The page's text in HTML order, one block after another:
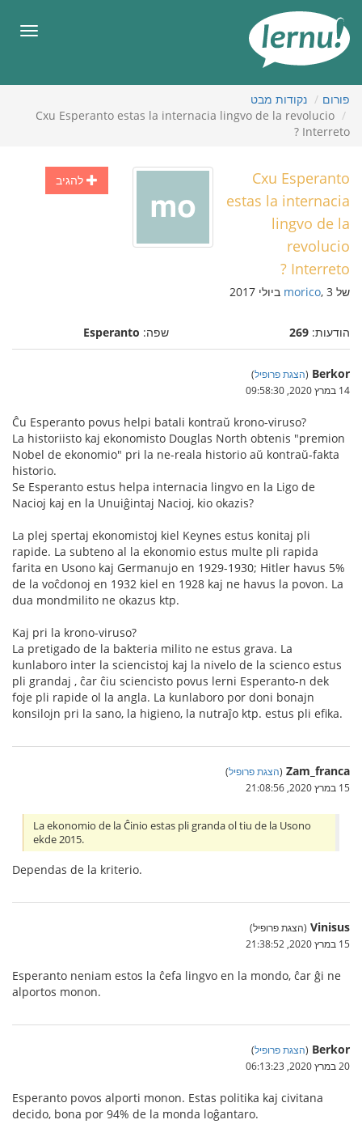
העניינים
פורום
נקודות מבט
Cxu Esperanto estas la internacia lingvo de la revolucio
Interreto ?
להגיב
Cxu Esperanto
estas la internacia
lingvo de la
revolucio
Interreto ?
של morico, 3 ביולי 2017
הודעות: 269 שפה: Esperanto
Berkor
(הצגת פרופיל)
14 במרץ 2020, 09:58:30
Ĉu Esperanto povus helpi batali kontraŭ krono-viruso?
La historiisto kaj ekonomisto Douglas North obtenis "premion
Nobel de ekonomio" pri la ne-reala historio aŭ kontraŭ-fakta
historio.
Se Esperanto estus helpa internacia lingvo en la Ligo de
Nacioj kaj en la Unuiĝintaj Nacioj, kio okazis?
La plej spertaj ekonomistoj kiel Keynes estus konitaj pli
rapide. La subteno al la ekonomio estus multe pli rapida
farita en Usono kaj Germanujo en 1929-1930; Hitler havus 5%
de la voĉdonoj en 1932 kiel en 1928 kaj ne havus la povon. La
dua mondmilito ne okazus ktp.
Kaj pri la krono-viruso?
La pretigado de la bakteria milito ne estus grava. La
kunlaboro inter la sciencistoj kaj la nivelo de la scienco estus
pli grandaj , ĉar ĉiu sciencisto povus lerni Esperanto-n dek
foje pli rapide ol la angla. La kunlaboro por doni bonajn
konsilojn pri la sano, la higieno, la nutraĵo ktp. estus pli efika.
Zam_franca
(הצגת פרופיל)
15 במרץ 2020, 21:08:56
La ekonomio de la Ĉinio estas pli granda ol tiu de la Usono
ekde 2015.
Dependas de la kriterio.
Vinisus (הצגת פרופיל)
15 במרץ 2020, 21:38:52
Esperanto neniam estos la ĉefa lingvo en la mondo, ĉar ĝi ne
alportos monon.
Berkor
(הצגת פרופיל)
20 במרץ 2020, 06:13:23
Esperanto povos alporti monon. Estas politika kaj civitana
decido, bona por 94% de la monda loĝantaro.